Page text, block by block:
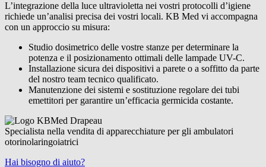
L’integrazione della luce ultravioletta nei vostri protocolli d’igiene
richiede un’analisi precisa dei vostri locali. KB Med vi accompagna
con un approccio su misura:
Studio dosimetrico delle vostre stanze per determinare la
potenza e il posizionamento ottimali delle lampade UV-C.
Installazione sicura dei dispositivi a parete o a soffitto da parte
del nostro team tecnico qualificato.
Manutenzione dei sistemi e sostituzione regolare dei tubi
emettitori per garantire un’efficacia germicida costante.
Specialista nella vendita di apparecchiature per gli ambulatori
otorinolaringoiatrici
Hai bisogno di aiuto?